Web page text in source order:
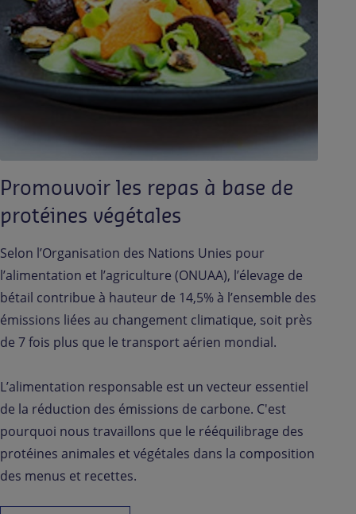
Promouvoir les repas à base de
protéines végétales
Selon l’Organisation des Nations Unies pour
l’alimentation et l’agriculture (ONUAA), l’élevage de
bétail contribue à hauteur de 14,5% à l’ensemble des
émissions liées au changement climatique, soit près
de 7 fois plus que le transport aérien mondial.
L’alimentation responsable est un vecteur essentiel
de la réduction des émissions de carbone. C'est
pourquoi nous travaillons que le rééquilibrage des
protéines animales et végétales dans la composition
des menus et recettes.